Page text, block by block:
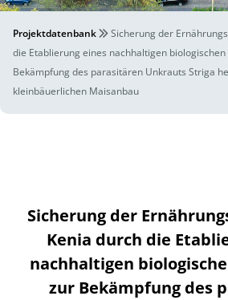
Projektdatenbank
Sicherung der
die Etablierung eines nachhaltigen
Bekämpfung des parasitären Unkrauts Striga
kleinbäuerlichen Maisanbau
Sicherung der
Kenia durch die
nachhaltigen
zur Bekämpfung des